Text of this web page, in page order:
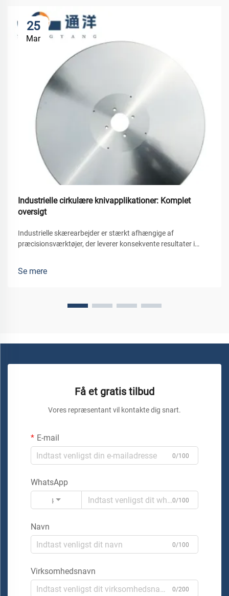
25
Mar
Industrielle cirkulære knivapplikationer: Komplet
oversigt
Industrielle skærearbejder er stærkt afhængige af
præcisionsværktøjer, der leverer konsekvente resultater i
industrielle applikationer...
Se mere
Få et gratis tilbud
Vores repræsentant vil kontakte dig snart.
E-mail
0/100
WhatsApp
Kode
0/100
Navn
0/100
Virksomhedsnavn
0/200